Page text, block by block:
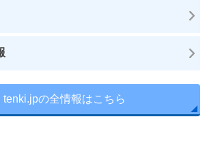
tenki.jpの全情報はこちら